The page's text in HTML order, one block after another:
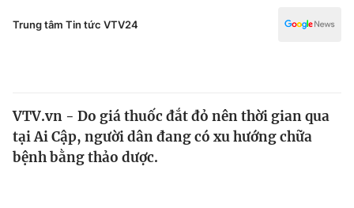
Xã hội
Y tế
Văn hóa - Giải trí
Giáo dục
Trung tâm Tin tức VTV24
VTV.vn - Do giá thuốc đắt đỏ nên thời gian qua
tại Ai Cập, người dân đang có xu hướng chữa
bệnh bằng thảo dược.